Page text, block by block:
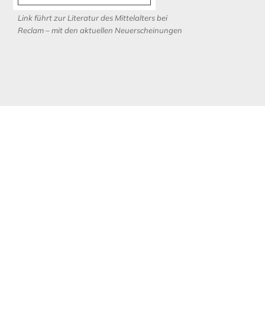
Link führt zur Literatur des Mittelalters bei
Reclam – mit den aktuellen Neuerscheinungen